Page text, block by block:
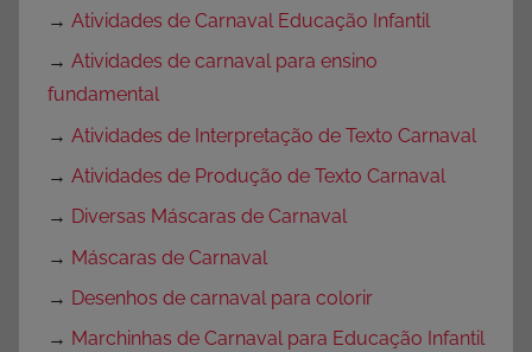
→ Atividades de Carnaval Educação Infantil
→ Atividades de carnaval para ensino
fundamental
→ Atividades de Interpretação de Texto Carnaval
→ Atividades de Produção de Texto Carnaval
→ Diversas Máscaras de Carnaval
→ Máscaras de Carnaval
→ Desenhos de carnaval para colorir
→ Marchinhas de Carnaval para Educação Infantil